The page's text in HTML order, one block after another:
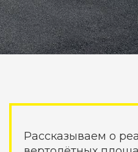
Рассказываем о